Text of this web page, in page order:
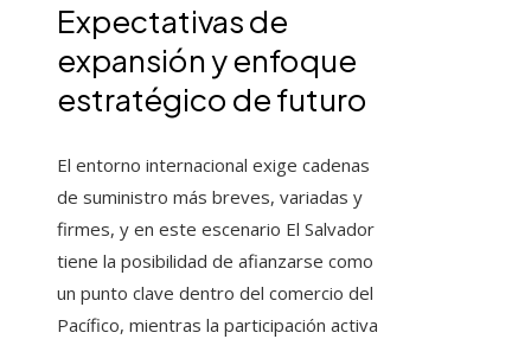
Expectativas de
expansión y enfoque
estratégico de futuro
El entorno internacional exige cadenas
de suministro más breves, variadas y
firmes, y en este escenario El Salvador
tiene la posibilidad de afianzarse como
un punto clave dentro del comercio del
Pacífico, mientras la participación activa